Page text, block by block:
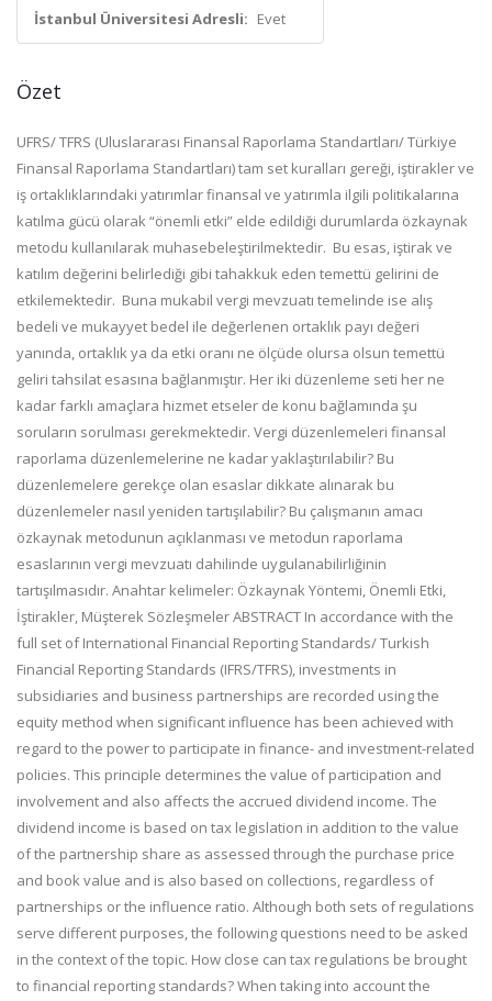
İstanbul Üniversitesi Adresli: Evet
Özet
UFRS/ TFRS (Uluslararası Finansal Raporlama Standartları/ Türkiye
Finansal Raporlama Standartları) tam set kuralları gereği, iştirakler ve
iş ortaklıklarındaki yatırımlar finansal ve yatırımla ilgili politikalarına
katılma gücü olarak “önemli etki” elde edildiği durumlarda özkaynak
metodu kullanılarak muhasebeleştirilmektedir. Bu esas, iştirak ve
katılım değerini belirlediği gibi tahakkuk eden temettü gelirini de
etkilemektedir. Buna mukabil vergi mevzuatı temelinde ise alış
bedeli ve mukayyet bedel ile değerlenen ortaklık payı değeri
yanında, ortaklık ya da etki oranı ne ölçüde olursa olsun temettü
geliri tahsilat esasına bağlanmıştır. Her iki düzenleme seti her ne
kadar farklı amaçlara hizmet etseler de konu bağlamında şu
soruların sorulması gerekmektedir. Vergi düzenlemeleri finansal
raporlama düzenlemelerine ne kadar yaklaştırılabilir? Bu
düzenlemelere gerekçe olan esaslar dikkate alınarak bu
düzenlemeler nasıl yeniden tartışılabilir? Bu çalışmanın amacı
özkaynak metodunun açıklanması ve metodun raporlama
esaslarının vergi mevzuatı dahilinde uygulanabilirliğinin
tartışılmasıdır. Anahtar kelimeler: Özkaynak Yöntemi, Önemli Etki,
İştirakler, Müşterek Sözleşmeler ABSTRACT In accordance with the
full set of International Financial Reporting Standards/ Turkish
Financial Reporting Standards (IFRS/TFRS), investments in
subsidiaries and business partnerships are recorded using the
equity method when significant influence has been achieved with
regard to the power to participate in finance- and investment-related
policies. This principle determines the value of participation and
involvement and also affects the accrued dividend income. The
dividend income is based on tax legislation in addition to the value
of the partnership share as assessed through the purchase price
and book value and is also based on collections, regardless of
partnerships or the influence ratio. Although both sets of regulations
serve different purposes, the following questions need to be asked
in the context of the topic. How close can tax regulations be brought
to financial reporting standards? When taking into account the